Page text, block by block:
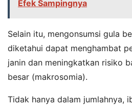
Efek Sampingnya
Selain itu, mengonsumsi gula
diketahui dapat menghambat
janin dan meningkatkan risiko
besar (makrosomia).
Tidak hanya dalam jumlahnya,